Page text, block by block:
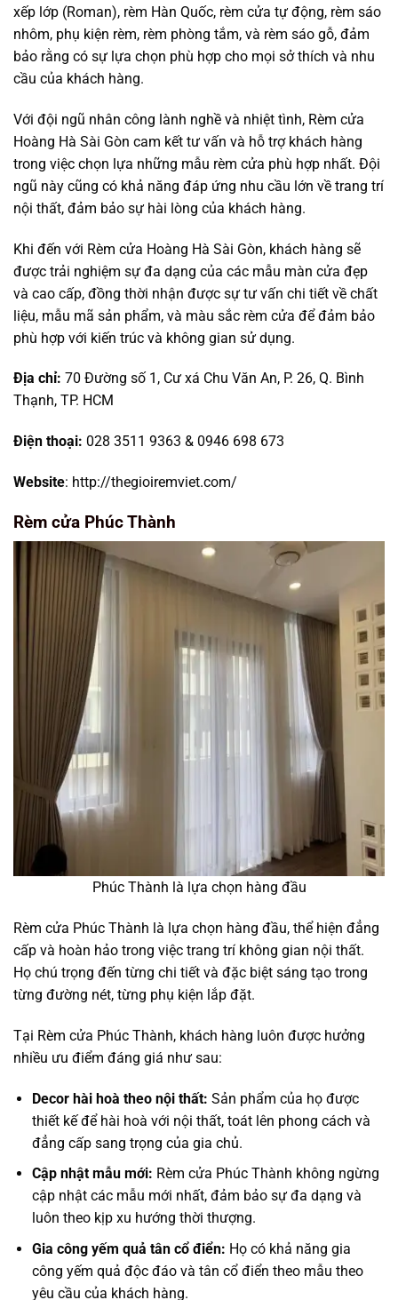
xếp lớp (Roman), rèm Hàn Quốc, rèm cửa tự động, rèm sáo
nhôm, phụ kiện rèm, rèm phòng tắm, và rèm sáo gỗ, đảm
bảo rằng có sự lựa chọn phù hợp cho mọi sở thích và nhu
cầu của khách hàng.
Với đội ngũ nhân công lành nghề và nhiệt tình, Rèm cửa
Hoàng Hà Sài Gòn cam kết tư vấn và hỗ trợ khách hàng
trong việc chọn lựa những mẫu rèm cửa phù hợp nhất. Đội
ngũ này cũng có khả năng đáp ứng nhu cầu lớn về trang trí
nội thất, đảm bảo sự hài lòng của khách hàng.
Khi đến với Rèm cửa Hoàng Hà Sài Gòn, khách hàng sẽ
được trải nghiệm sự đa dạng của các mẫu màn cửa đẹp
và cao cấp, đồng thời nhận được sự tư vấn chi tiết về chất
liệu, mẫu mã sản phẩm, và màu sắc rèm cửa để đảm bảo
phù hợp với kiến trúc và không gian sử dụng.
Địa chỉ: 70 Đường số 1, Cư xá Chu Văn An, P. 26, Q. Bình
Thạnh, TP. HCM
Điện thoại: 028 3511 9363 & 0946 698 673
Website: http://thegioiremviet.com/
Rèm cửa Phúc Thành
Phúc Thành là lựa chọn hàng đầu
Rèm cửa Phúc Thành là lựa chọn hàng đầu, thể hiện đẳng
cấp và hoàn hảo trong việc trang trí không gian nội thất.
Họ chú trọng đến từng chi tiết và đặc biệt sáng tạo trong
từng đường nét, từng phụ kiện lắp đặt.
Tại Rèm cửa Phúc Thành, khách hàng luôn được hưởng
nhiều ưu điểm đáng giá như sau:
Decor hài hoà theo nội thất: Sản phẩm của họ được
thiết kế để hài hoà với nội thất, toát lên phong cách và
đẳng cấp sang trọng của gia chủ.
Cập nhật mẫu mới: Rèm cửa Phúc Thành không ngừng
cập nhật các mẫu mới nhất, đảm bảo sự đa dạng và
luôn theo kịp xu hướng thời thượng.
Gia công yếm quả tân cổ điển: Họ có khả năng gia
công yếm quả độc đáo và tân cổ điển theo mẫu theo
yêu cầu của khách hàng.